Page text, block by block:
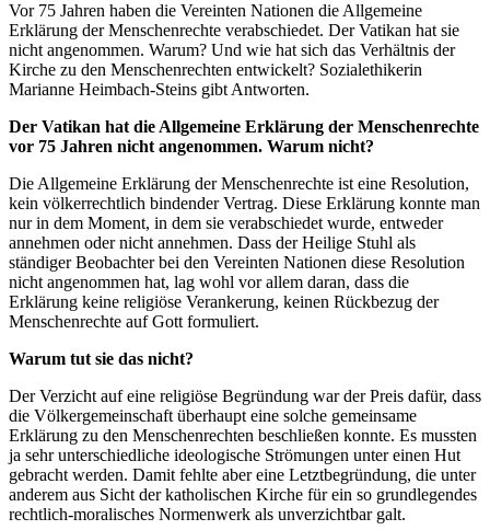
Vor 75 Jahren haben die Vereinten Nationen die Allgemeine
Erklärung der Menschenrechte verabschiedet. Der Vatikan hat sie
nicht angenommen. Warum? Und wie hat sich das Verhältnis der
Kirche zu den Menschenrechten entwickelt? Sozialethikerin
Marianne Heimbach-Steins gibt Antworten.
Der Vatikan hat die Allgemeine Erklärung der Menschenrechte
vor 75 Jahren nicht angenommen. Warum nicht?
Die Allgemeine Erklärung der Menschenrechte ist eine Resolution,
kein völkerrechtlich bindender Vertrag. Diese Erklärung konnte man
nur in dem Moment, in dem sie verabschiedet wurde, entweder
annehmen oder nicht annehmen. Dass der Heilige Stuhl als
ständiger Beobachter bei den Vereinten Nationen diese Resolution
nicht angenommen hat, lag wohl vor allem daran, dass die
Erklärung keine religiöse Verankerung, keinen Rückbezug der
Menschenrechte auf Gott formuliert.
Warum tut sie das nicht?
Der Verzicht auf eine religiöse Begründung war der Preis dafür, dass
die Völkergemeinschaft überhaupt eine solche gemeinsame
Erklärung zu den Menschenrechten beschließen konnte. Es mussten
ja sehr unterschiedliche ideologische Strömungen unter einen Hut
gebracht werden. Damit fehlte aber eine Letztbegründung, die unter
anderem aus Sicht der katholischen Kirche für ein so grundlegendes
rechtlich-moralisches Normenwerk als unverzichtbar galt.